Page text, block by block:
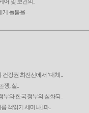
어 및 보건의..
게 돌봄을 ..
강권 최전선에서 ‘대체 ..
쟁, 실..
부와 한국 정부의 심화되..
책읽기 세미나] 파..